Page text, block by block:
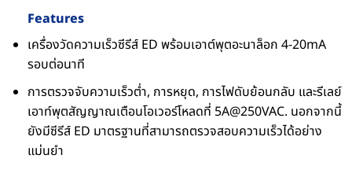
Features
เครื่องวัดความเร็วซีรีส์ ED พร้อมเอาต์พุตอะนาล็อก 4-20mA
รอบต่อนาที
การตรวจจับความเร็วต่ำ, การหยุด, การไฟดับย้อนกลับ และรีเลย์
เอาท์พุตสัญญาณเตือนโอเวอร์โหลดที่ 5A@250VAC. นอกจากนี้
ยังมีซีรีส์ ED มาตรฐานที่สามารถตรวจสอบความเร็วได้อย่าง
แม่นยำ